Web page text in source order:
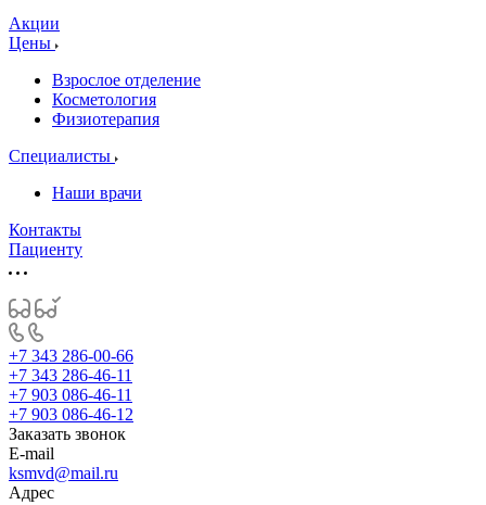
Акции
Цены
Взрослое отделение
Косметология
Физиотерапия
Специалисты
Наши врачи
Контакты
Пациенту
+7 343 286-00-66
+7 343 286-46-11
+7 903 086-46-11
+7 903 086-46-12
Заказать звонок
E-mail
ksmvd@mail.ru
Адрес